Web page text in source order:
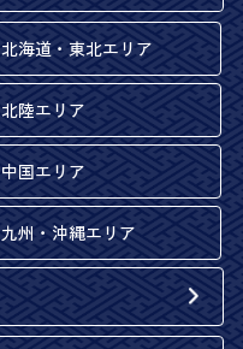
北海道・東北エリア
北陸エリア
中国エリア
九州・沖縄エリア